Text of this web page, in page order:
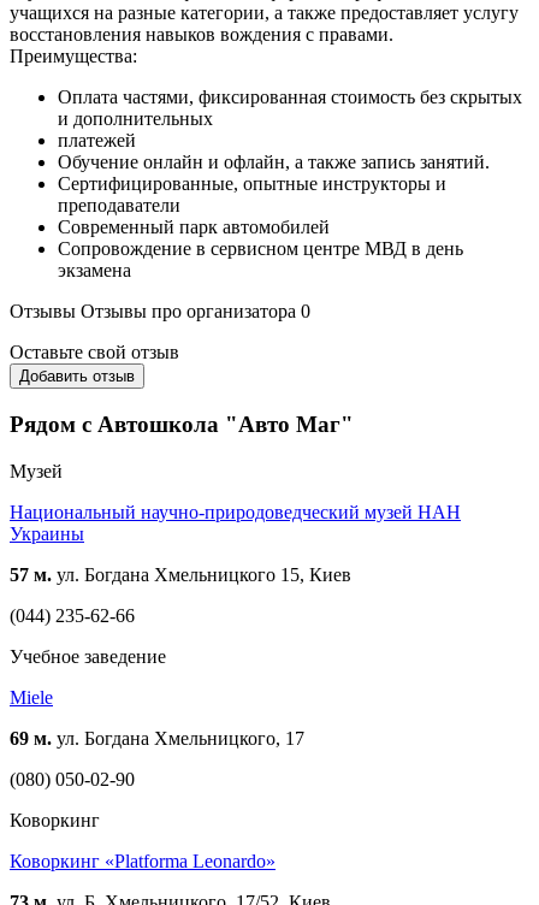
учащихся на разные категории, а также предоставляет услугу
восстановления навыков вождения с правами.
Преимущества:
Оплата частями, фиксированная стоимость без скрытых
и дополнительных
платежей
Обучение онлайн и офлайн, а также запись занятий.
Сертифицированные, опытные инструкторы и
преподаватели
Современный парк автомобилей
Сопровождение в сервисном центре МВД в день
экзамена
Отзывы Отзывы про организатора 0
Оставьте свой отзыв
Добавить отзыв
Рядом с Автошкола "Авто Маг"
Музей
Национальный научно-природоведческий музей НАН
Украины
57 м. ул. Богдана Хмельницкого 15, Киев
(044) 235-62-66
Учебное заведение
Miele
69 м. ул. Богдана Хмельницкого, 17
(080) 050-02-90
Коворкинг
Коворкинг «Platforma Leonardo»